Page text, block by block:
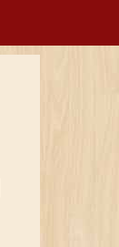
Toggle